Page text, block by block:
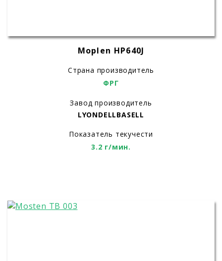
Moplen HP640J
Страна производитель
ФРГ
Завод производитель
LYONDELLBASELL
Показатель текучести
3.2 г/мин.